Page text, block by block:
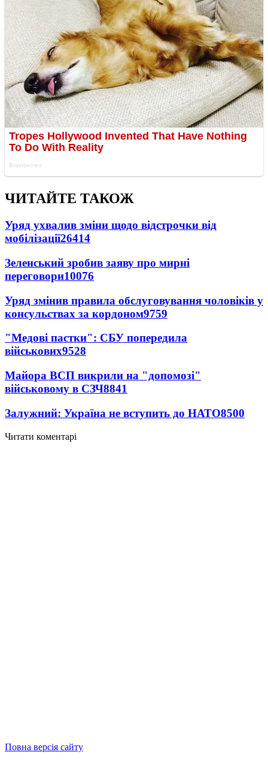
ЧИТАЙТЕ ТАКОЖ
Уряд ухвалив зміни щодо відстрочки від
мобілізації26414
Зеленський зробив заяву про мирні
переговори10076
Уряд змінив правила обслуговування чоловіків у
консульствах за кордоном9759
"Медові пастки": СБУ попередила
військових9528
Майора ВСП викрили на "допомозі"
військовому в СЗЧ8841
Залужний: Україна не вступить до НАТО8500
Читати коментарі
Повна версія сайту